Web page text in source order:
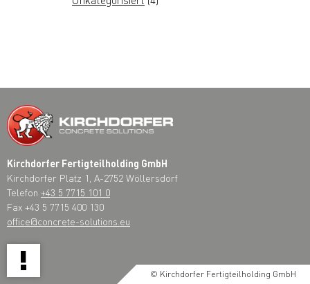
Kirchdorfer Fertigteilholding GmbH
Kirchdorfer Platz 1, A-2752 Wöllersdorf
Telefon +43 5 7715 101 0
Fax +43 5 7715 400 130
office@concrete-solutions.eu
© Kirchdorfer Fertigteilholding GmbH
!